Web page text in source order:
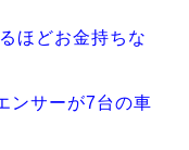
ほどお金持ちな
ンサーが7台の車